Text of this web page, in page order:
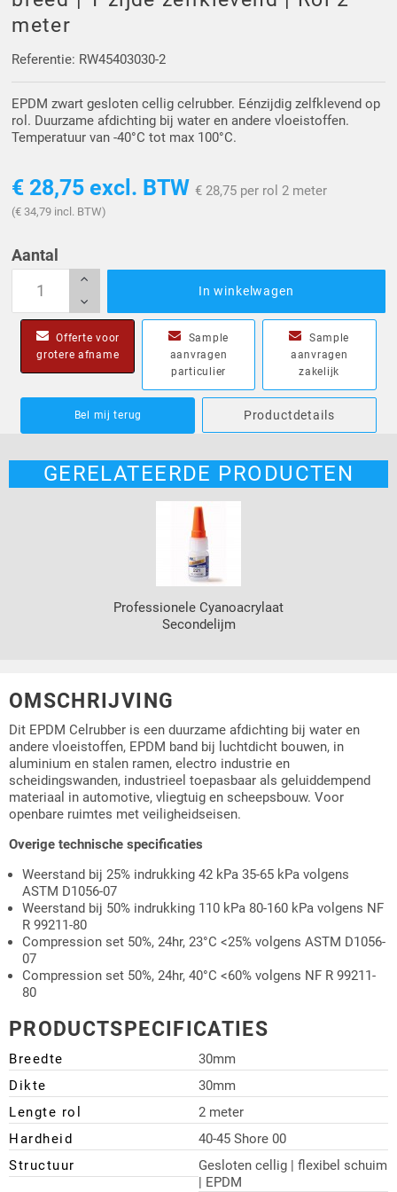
Driehoek/Wig profielen
Silicone U Profielen
Luikenpakking
Oploopprofielen
Hoekprofielen
O-ringen
meter
Referentie: RW45403030-2
EPDM zwart gesloten cellig celrubber. Eénzijdig zelfklevend op
rol. Duurzame afdichting bij water en andere vloeistoffen.
Temperatuur van -40°C tot max 100°C.
€ 28,75 excl. BTW € 28,75 per rol 2 meter
(€ 34,79 incl. BTW)
Aantal
In winkelwagen
Offerte voor
grotere afname
Sample
aanvragen
particulier
Sample
aanvragen
zakelijk
Bel mij terug Productdetails
GERELATEERDE PRODUCTEN
Professionele Cyanoacrylaat
Secondelijm
OMSCHRIJVING
Dit EPDM Celrubber is een duurzame afdichting bij water en
andere vloeistoffen, EPDM band bij luchtdicht bouwen, in
aluminium en stalen ramen, electro industrie en
scheidingswanden, industrieel toepasbaar als geluiddempend
materiaal in automotive, vliegtuig en scheepsbouw. Voor
openbare ruimtes met veiligheidseisen.
Overige technische specificaties
Weerstand bij 25% indrukking 42 kPa 35-65 kPa volgens
ASTM D1056-07
Weerstand bij 50% indrukking 110 kPa 80-160 kPa volgens NF
R 99211-80
Compression set 50%, 24hr, 23°C <25% volgens ASTM D1056-
07
Compression set 50%, 24hr, 40°C <60% volgens NF R 99211-
80
PRODUCTSPECIFICATIES
Breedte
30mm
Dikte
30mm
Lengte rol
2 meter
Hardheid
40-45 Shore 00
Structuur
Gesloten cellig | flexibel schuim
| EPDM